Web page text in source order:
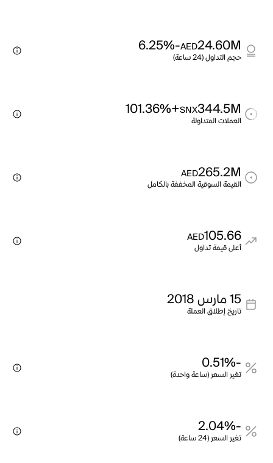
24.60M
AED
-6.25%
حجم التداول (24 ساعة)
344.5M
SNX
+101.36%
العملات المتداولة
265.2M
AED
القيمة السوقية المخففة بالكامل
105.66
AED
أعلى قيمة تداول
15 مارس 2018
تاريخ إطلاق العملة
-0.51%
تغير السعر (ساعة واحدة)
-2.04%
تغير السعر (24 ساعة)